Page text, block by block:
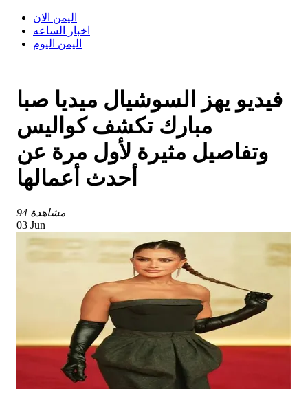
اليمن الان
اخبار الساعه
اليمن اليوم
فيديو يهز السوشيال ميديا صبا
مبارك تكشف كواليس
وتفاصيل مثيرة لأول مرة عن
أحدث أعمالها
94 مشاهدة
03 Jun